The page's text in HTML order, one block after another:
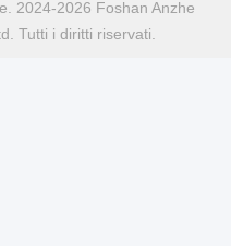
2024-2026 Foshan Anzhe
Tutti i diritti riservati.